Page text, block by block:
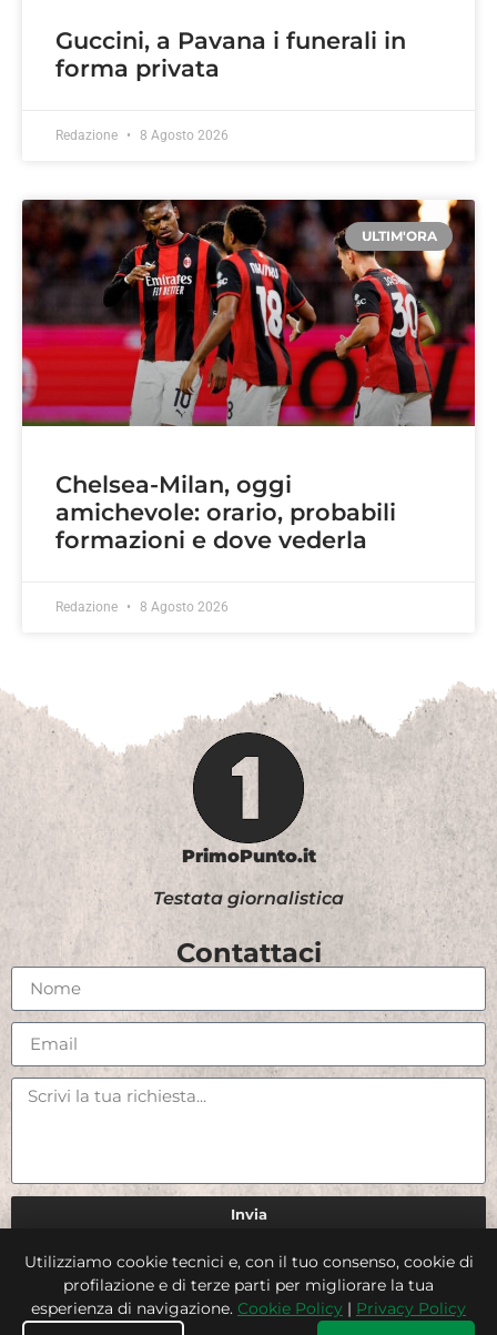
Guccini, a Pavana i funerali in
forma privata
Redazione 8 Agosto 2026
ULTIM'ORA
Chelsea-Milan, oggi
amichevole: orario, probabili
formazioni e dove vederla
Redazione 8 Agosto 2026
PrimoPunto.it
Testata giornalistica
Contattaci
Invia
Credits
Utilizziamo cookie tecnici e, con il tuo consenso, cookie di
profilazione e di terze parti per migliorare la tua
esperienza di navigazione. Cookie Policy | Privacy Policy